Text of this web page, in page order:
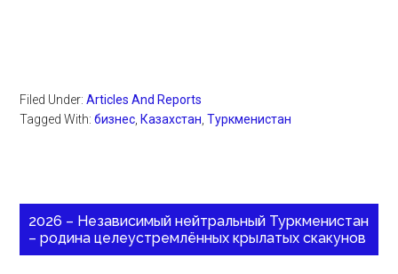
Filed Under:Articles And Reports
Tagged With:бизнес Казахстан ,Туркменистан
2026 – Независимый нейтральный Туркменистан
– родина целеустремлённых крылатых скакунов